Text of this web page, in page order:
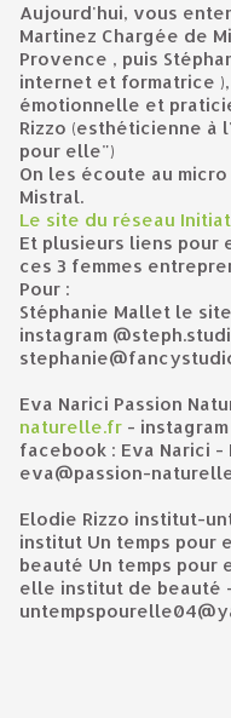
Aujourd'hui, vous entendrez successivement Julie
Martinez Chargée de
Provence , puis
internet et formatrice
émotionnelle et
Rizzo (esthéticienne à
pour elle")
On les écoute au
Mistral.
Le site du réseau
Et plusieurs liens pour
ces 3 femmes
Pour :
Stéphanie Mallet le site
instagram
Eva Narici Passion
naturelle.fr -
facebook : Eva Narici
eva@passion-
Elodie Rizzo institut-
institut Un temps pour
beauté Un temps pour
elle institut de beauté